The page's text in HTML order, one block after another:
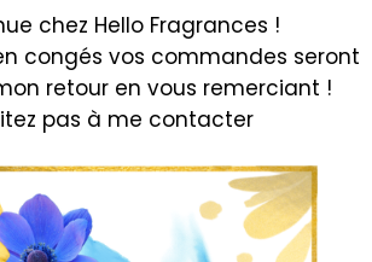
chez Hello Fragrances !
congés vos commandes seront
retour en vous remerciant !
pas à me contacter